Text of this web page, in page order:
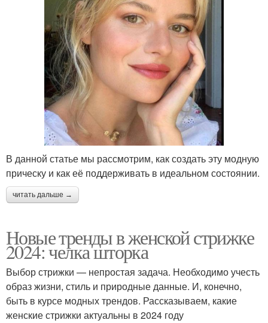
В данной статье мы рассмотрим, как создать эту модную
прическу и как её поддерживать в идеальном состоянии.
читать дальше →
Новые тренды в женской стрижке
2024: челка шторка
Выбор стрижки — непростая задача. Необходимо учесть
образ жизни, стиль и природные данные. И, конечно,
быть в курсе модных трендов. Рассказываем, какие
женские стрижки актуальны в 2024 году